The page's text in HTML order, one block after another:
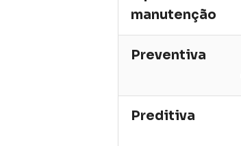
manutenção
Preventiva
Preditiva